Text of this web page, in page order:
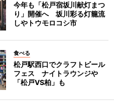
今年も「松戸宿坂川献灯まつ
り」開催へ 坂川彩る灯籠流
しやトウモロコシ市
食べる
松戸駅西口でクラフトビール
フェス ナイトラウンジや
「松戸VS柏」も